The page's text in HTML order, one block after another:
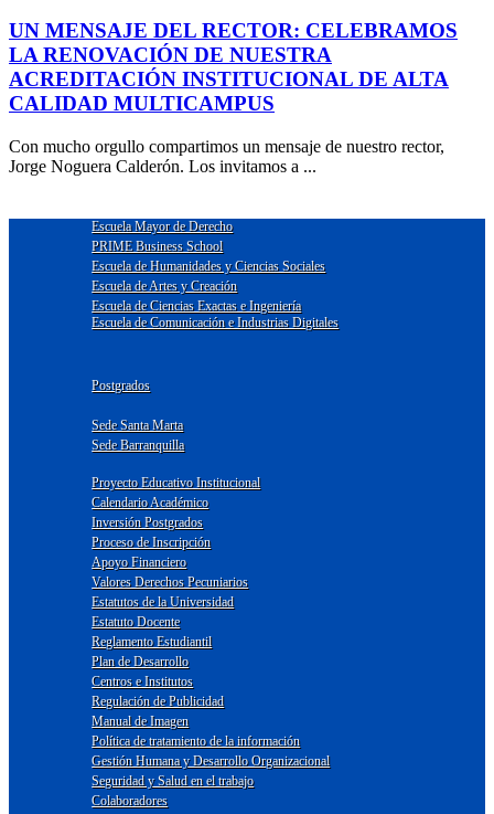
UN MENSAJE DEL RECTOR: CELEBRAMOS
LA RENOVACIÓN DE NUESTRA
ACREDITACIÓN INSTITUCIONAL DE ALTA
CALIDAD MULTICAMPUS
Con mucho orgullo compartimos un mensaje de nuestro rector,
Jorge Noguera Calderón. Los invitamos a ...
Escuela Mayor de Derecho
PRIME Business School
Escuela de Humanidades y Ciencias Sociales
Escuela de Artes y Creación
Escuela de Ciencias Exactas e Ingeniería
Escuela de Comunicación e Industrias Digitales
Postgrados
Sede Santa Marta
Sede Barranquilla
Proyecto Educativo Institucional
Calendario Académico
Inversión Postgrados
Proceso de Inscripción
Apoyo Financiero
Valores Derechos Pecuniarios
Estatutos de la Universidad
Estatuto Docente
Reglamento Estudiantil
Plan de Desarrollo
Centros e Institutos
Regulación de Publicidad
Manual de Imagen
Política de tratamiento de la información
Gestión Humana y Desarrollo Organizacional
Seguridad y Salud en el trabajo
Colaboradores